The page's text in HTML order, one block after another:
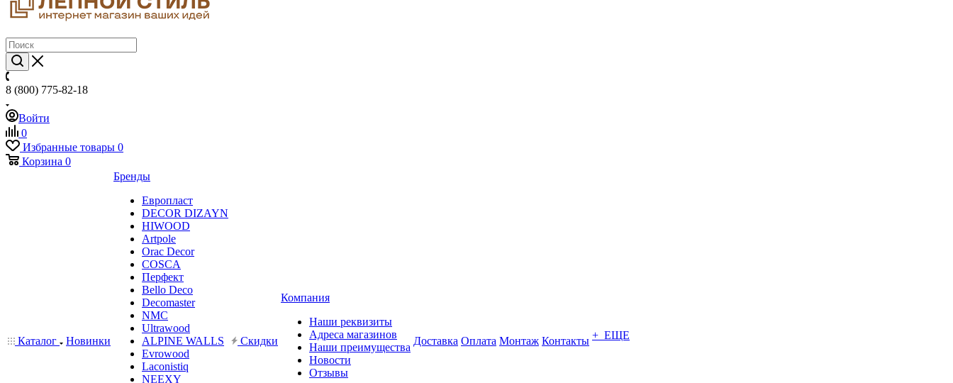
8 (800) 775-82-18
Войти
0
Избранные товары 0
Корзина 0
Каталог Новинки
Бренды
Европласт
DECOR DIZAYN
HIWOOD
Artpole
Orac Decor
COSCA
Перфект
Bello Deco
Decomaster
NMС
Ultrawood
ALPINE WALLS
Evrowood
Laconistiq
NEEXY
Скидки
Компания
Наши реквизиты
Адреса магазинов
Наши преимущества
Новости
Отзывы
Доставка Оплата Монтаж Контакты + ЕЩЕ